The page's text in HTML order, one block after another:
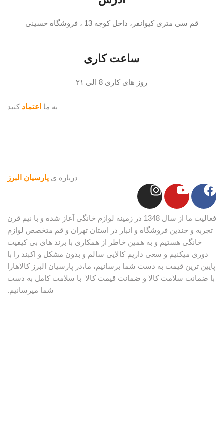
قم سی متری کیوانفر، داخل کوچه 13 ، فروشگاه حسینی
ساعت کاری
روز های کاری 8 الی ۲۱
درباره ی پارسیان البرز
فعالیت ما از سال 1348 در زمینه لوازم خانگی آغاز شده و با نیم قرن
تجربه و چندین فروشگاه و انبار در استان تهران و قم متخصص لوازم
خانگی هستیم و به همین خاطر از همکاری با برند های بی کیفیت
دوری میکنیم و سعی داریم کالایی سالم و بدون مشکل و اکبند را با
پایین ترین قیمت به دست شما برسانیم، ما،در پارسیان البرز کالاهارا
با ضمانت سلامت کالا و ضمانت قیمت کالا با سلامت کامل به دست
شما میرسانیم.
به ما اعتماد کنید